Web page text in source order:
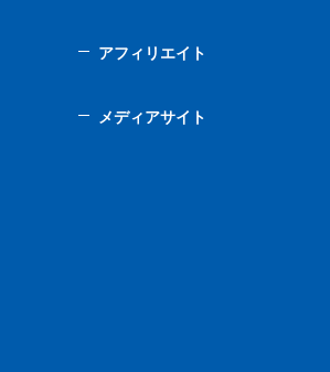
アフィリエイト
メディアサイト